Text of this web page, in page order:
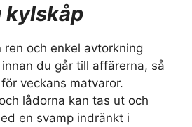
kylskåp
ren och enkel avtorkning
du går till affärerna, så
veckans matvaror.
lådorna kan tas ut och
en svamp indränkt i